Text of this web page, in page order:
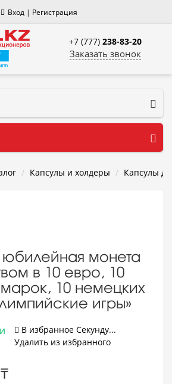
Вход| Регистрация
+7 (777) 238-83-20
Заказать звонок
Капсулы и холдеры Капсулы
монета
в 10 евро, 10
10 немецких
игры»
В избранное Cекунду...
Удалить из избранного